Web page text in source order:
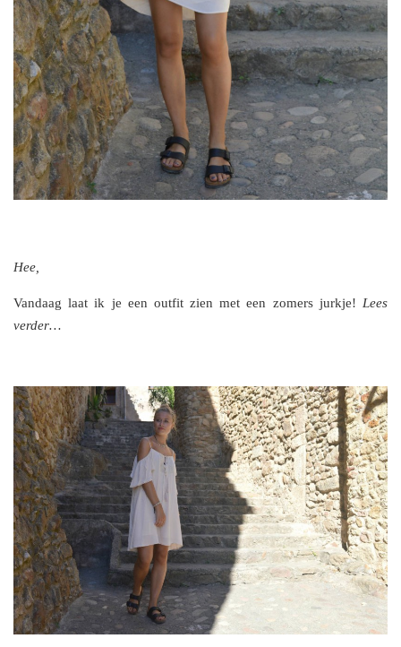
Hee,
Vandaag laat ik je een outfit zien met een zomers jurkje! Lees
verder…